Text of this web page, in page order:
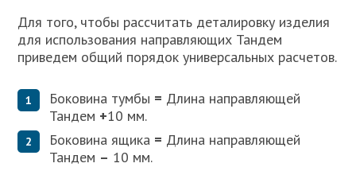
Для того, чтобы рассчитать деталировку изделия
для использования направляющих Тандем
приведем общий порядок универсальных расчетов.
Боковина тумбы = Длина направляющей
Тандем +10 мм.
Боковина ящика = Длина направляющей
Тандем – 10 мм.